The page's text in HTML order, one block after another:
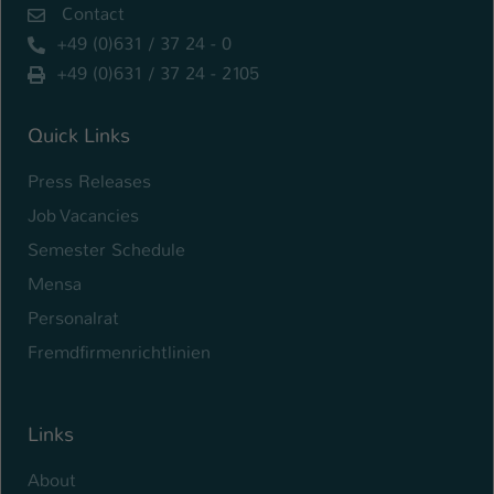
Contact
+49 (0)631 / 37 24 - 0
+49 (0)631 / 37 24 - 2105
Quick Links
Press Releases
Job Vacancies
Semester Schedule
Mensa
Personalrat
Fremdfirmenrichtlinien
Links
About
Name be_typo_user
Anbieter TYPO3
Laufzeit
Zweck
zu verwalten.